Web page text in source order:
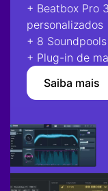
+ Beatbox Pro
personalizados
+ 8
+ Plug-in de
Saiba mais